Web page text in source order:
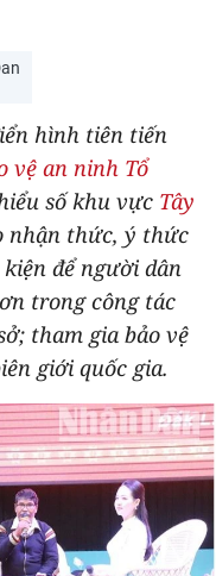
hình tiên tiến
vệ an ninh Tổ
số khu vực Tây
nhận thức, ý thức
để người dân
trong công tác
tham gia bảo vệ
giới quốc gia.